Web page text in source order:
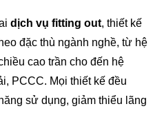
dịch vụ fitting out, thiết kế
đặc thù ngành nghề, từ hệ
cao trần cho đến hệ
PCCC. Mọi thiết kế đều
sử dụng, giảm thiểu lãng